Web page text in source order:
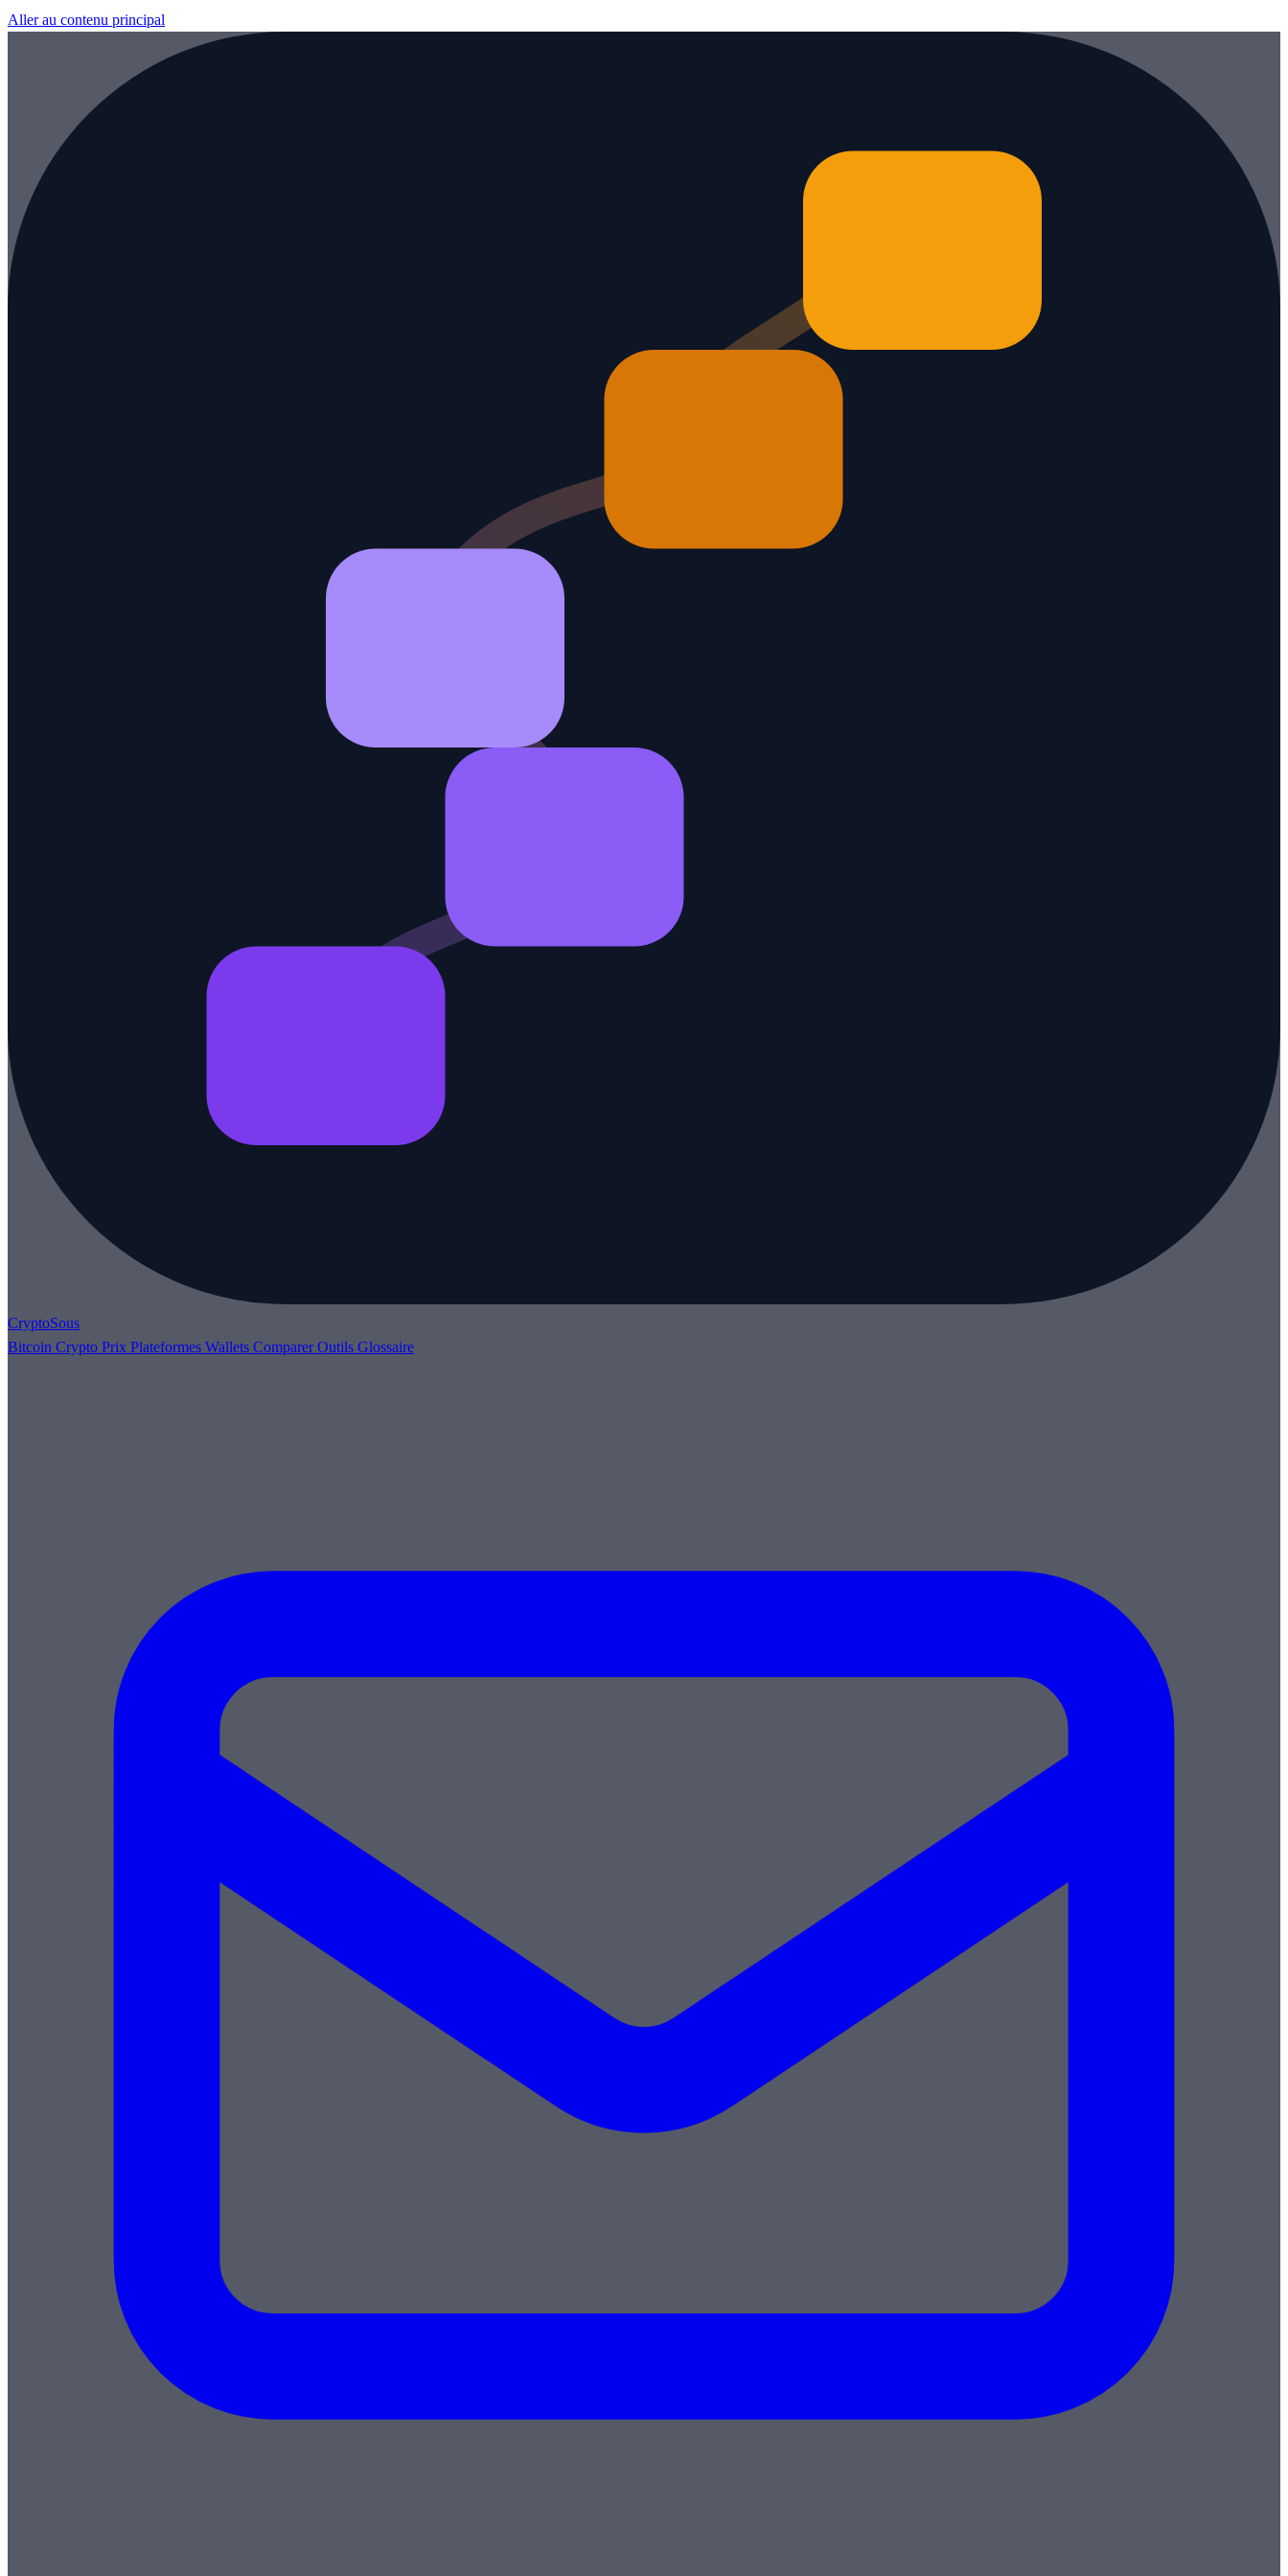
Aller au contenu principal
CryptoSous
Bitcoin Crypto Prix Plateformes Wallets ComparerOutils Glossaire